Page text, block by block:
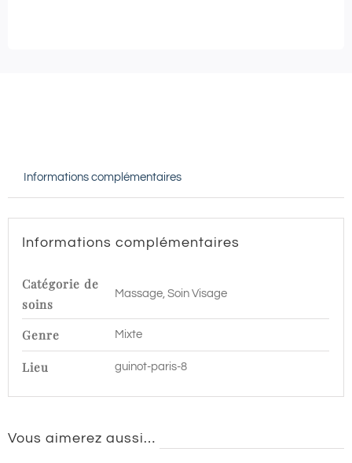
|
Ponthieu
8
Informations complémentaires
Informations complémentaires
Catégorie de
soins
Massage, Soin Visage
Genre Mixte
Lieu guinot-paris-8
Vous aimerez aussi…